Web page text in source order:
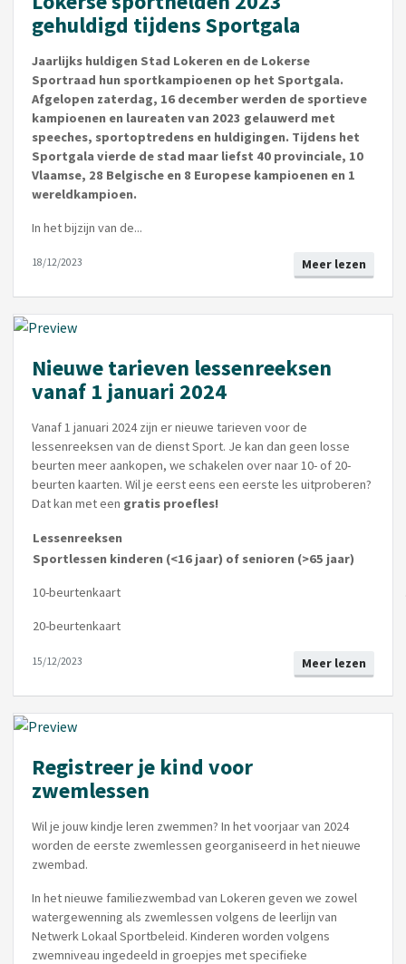
gehuldigd tijdens Sportgala
Jaarlijks huldigen Stad Lokeren en de Lokerse
Sportraad hun sportkampioenen op het Sportgala.
Afgelopen zaterdag, 16 december werden de sportieve
kampioenen en laureaten van 2023 gelauwerd met
speeches, sportoptredens en huldigingen. Tijdens het
Sportgala vierde de stad maar liefst 40 provinciale, 10
Vlaamse, 28 Belgische en 8 Europese kampioenen en 1
wereldkampioen.
In het bijzijn van de...
Meer lezen
18/12/2023
Nieuwe tarieven lessenreeksen
vanaf 1 januari 2024
Vanaf 1 januari 2024 zijn er nieuwe tarieven voor de
lessenreeksen van de dienst Sport. Je kan dan geen losse
beurten meer aankopen, we schakelen over naar 10- of 20-
beurten kaarten. Wil je eerst eens een eerste les uitproberen?
Dat kan met een gratis proefles!
Lessenreeksen
Sportlessen kinderen (<16 jaar) of senioren (>65 jaar)
10-beurtenkaart
20-beurtenkaart
Meer lezen
15/12/2023
Registreer je kind voor
zwemlessen
Wil je jouw kindje leren zwemmen? In het voorjaar van 2024
worden de eerste zwemlessen georganiseerd in het nieuwe
zwembad.
In het nieuwe familiezwembad van Lokeren geven we zowel
watergewenning als zwemlessen volgens de leerlijn van
Netwerk Lokaal Sportbeleid. Kinderen worden volgens
zwemniveau ingedeeld in groepjes met specifieke